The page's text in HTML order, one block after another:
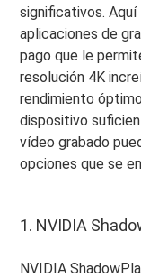
significativos.
aplicaciones de
pago que le
resolución 4K
rendimiento
dispositivo
vídeo grabado
opciones que se
1. NVIDIA
NVIDIA